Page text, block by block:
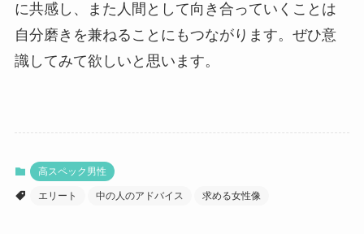
に共感し、また人間として向き合っていくことは
自分磨きを兼ねることにもつながります。ぜひ意
識してみて欲しいと思います。
高スペック男性
エリート 中の人のアドバイス 求める女性像